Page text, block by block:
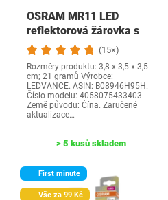
OSRAM MR11 LED
reflektorová žárovka s
paticí GU4, teplá…
(15×)
Rozměry produktu: 3,8 x 3,5 x 3,5
cm; 21 gramů Výrobce:
LEDVANCE. ASIN: B08946H95H.
Číslo modelu: 4058075433403.
Země původu: Čína. Zaručené
aktualizace…
> 5 kusů skladem
First minute
Vše za 99 Kč